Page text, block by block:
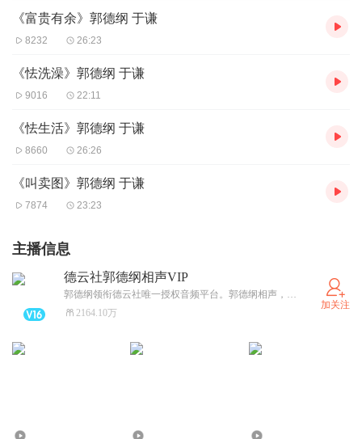
《富贵有余》郭德纲 于谦
8232 26:23
《怯洗澡》郭德纲 于谦
9016 22:11
《怯生活》郭德纲 于谦
8660 26:26
《叫卖图》郭德纲 于谦
7874 23:23
主播信息
德云社郭德纲相声VIP
郭德纲领衔德云社唯一授权音频平台。郭德纲相声，包括其著名的君臣斗、马寿出世、宋金刚押宝、解学士等。
2164.10万
加关注